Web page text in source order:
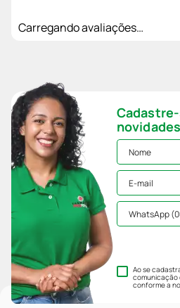
Carregando avaliações…
Ao se
comunicação
conforme a